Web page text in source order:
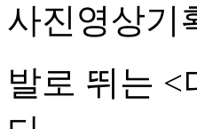
사진영상기
발로 뛰는